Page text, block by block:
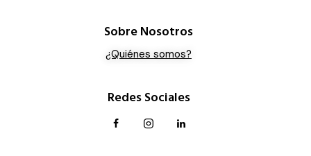
Sobre Nosotros
¿Quiénes somos?
Redes Sociales